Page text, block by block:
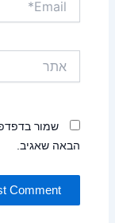
שמור
הבאה שאגיב.